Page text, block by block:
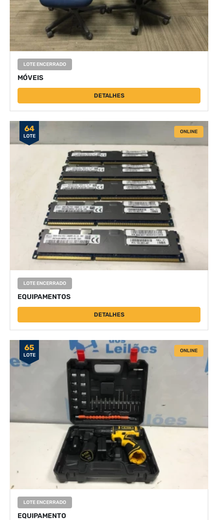
LOTE ENCERRADO
MÓVEIS
DETALHES
64
LOTE
ONLINE
LOTE ENCERRADO
EQUIPAMENTOS
DETALHES
65
LOTE
ONLINE
LOTE ENCERRADO
EQUIPAMENTO